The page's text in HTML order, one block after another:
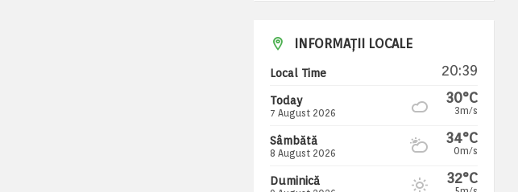
INFORMAȚII LOCALE
Local Time 20:39
Today
7 August 2026
30°C
3m/s
Sâmbătă
8 August 2026
34°C
0m/s
Duminică 32°C